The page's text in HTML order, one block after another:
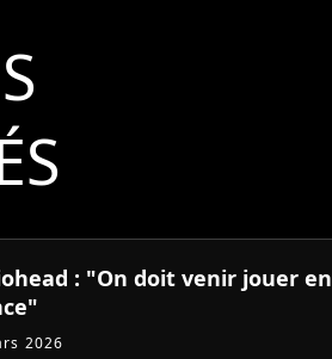
: "On doit venir jouer en
2026